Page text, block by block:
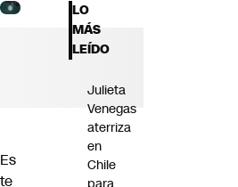
Es
te
LO
MÁS
LEÍDO
Julieta
Venegas
aterriza
en
Chile
para